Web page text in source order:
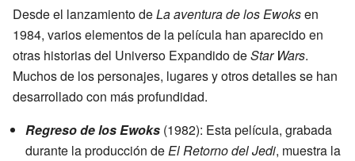
Desde el lanzamiento deLa aventura de los Ewoksen
1984, varios elementos de la película han aparecido en
otras historias del Universo Expandido deStar Wars.
Muchos de los personajes, lugares y otros detalles se han
desarrollado con más profundidad.
Regreso de los Ewoks (1982): Esta película, grabada
durante la producción deEl Retorno del Jedi, muestra la